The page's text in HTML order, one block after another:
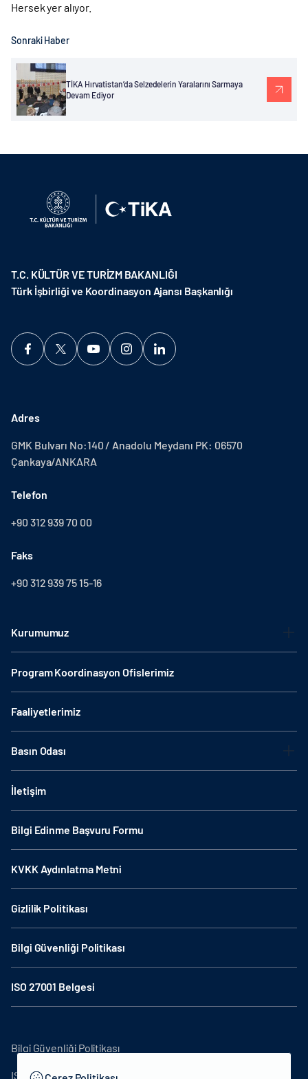
Hersek yer alıyor.
Sonraki Haber
TİKA Hırvatistan’da Selzedelerin Yaralarını Sarmaya
Devam Ediyor
T.C. KÜLTÜR VE TURİZM BAKANLIĞI
Türk İşbirliği ve Koordinasyon Ajansı Başkanlığı
Adres
GMK Bulvarı No:140 / Anadolu Meydanı PK: 06570
Çankaya/ANKARA
Telefon
+90 312 939 70 00
Faks
+90 312 939 75 15-16
Kurumumuz
Program Koordinasyon Ofislerimiz
Faaliyetlerimiz
Basın Odası
İletişim
Bilgi Edinme Başvuru Formu
KVKK Aydınlatma Metni
Gizlilik Politikası
Bilgi Güvenliği Politikası
ISO 27001 Belgesi
Bilgi Güvenliği Politikası
ISO27001